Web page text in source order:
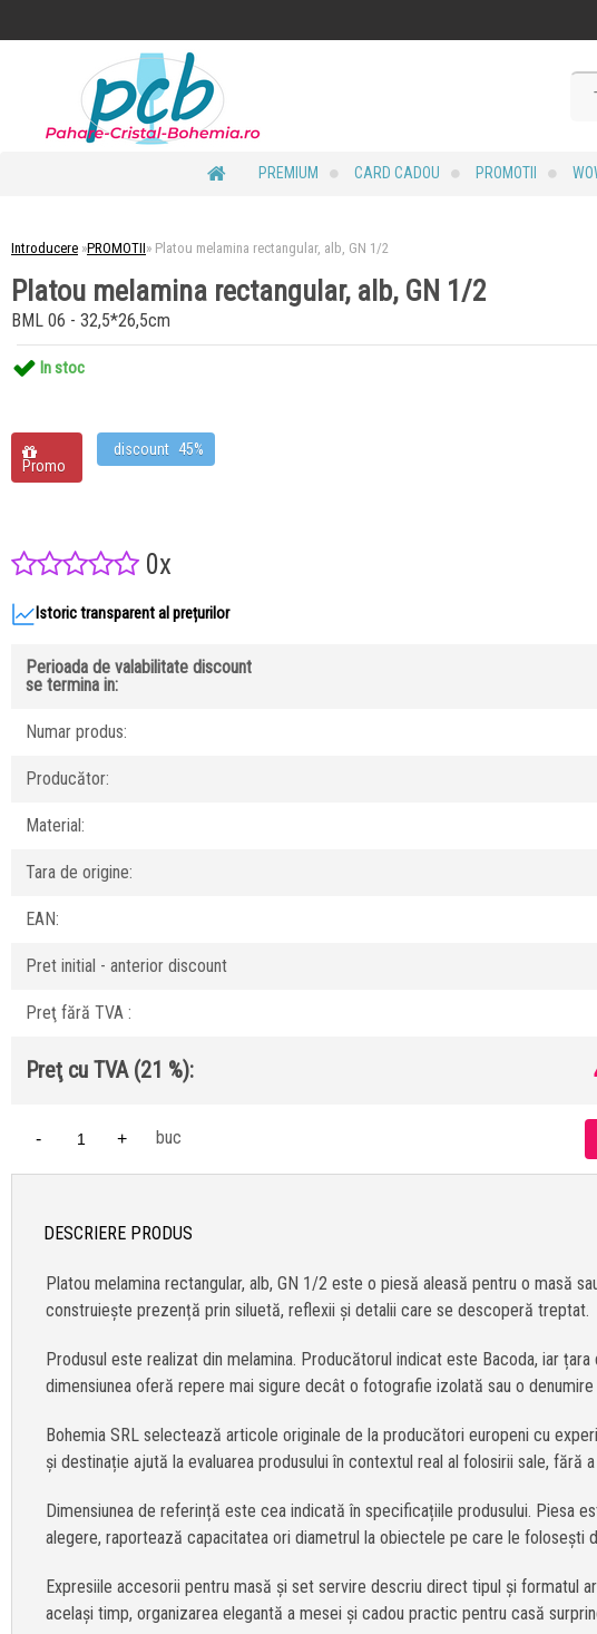
PREMIUM CARD CADOU PROMOTII
Introducere »PROMOTII» Platou melamina rectangular, alb, GN 1/2
Platou melamina rectangular, alb, GN 1/2
BML 06 - 32,5*26,5cm
In stoc
Promo
discount 45%
0x
Istoric transparent al prețurilor
Perioada de valabilitate discount
se termina in:
Numar produs:
Producător:
Material:
Tara de origine:
EAN:
Pret initial - anterior discount
Preţ fără TVA :
Preţ cu TVA (21 %):
- + buc
DESCRIERE PRODUS
Platou melamina rectangular, alb, GN 1/2 este o piesă aleasă pentru o masă
construiește prezență prin siluetă, reflexii și detalii care se descoperă treptat.
Produsul este realizat din melamina. Producătorul indicat este Bacoda, iar
dimensiunea oferă repere mai sigure decât o fotografie izolată sau o
Bohemia SRL selectează articole originale de la producători europeni cu
și destinație ajută la evaluarea produsului în contextul real al folosirii sale,
Dimensiunea de referință este cea indicată în specificațiile produsului. Piesa
alegere, raportează capacitatea ori diametrul la obiectele pe care le folosești
Expresiile accesorii pentru masă și set servire descriu direct tipul și formatul
același timp, organizarea elegantă a mesei și cadou practic pentru casă